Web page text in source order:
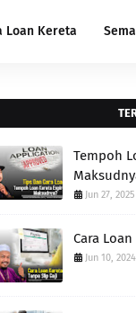
Loan Kereta
Tempoh
Jun 27, 2025
Cara
Jun 10, 2024